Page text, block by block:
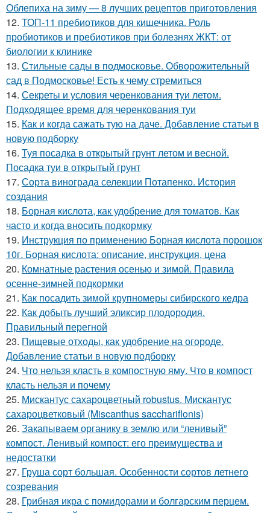
Облепиха на зиму — 8 лучших рецептов приготовления
12. ТОП-11 пребиотиков для кишечника. Роль
пробиотиков и пребиотиков при болезнях ЖКТ: от
биологии к клинике
13. Стильные сады в подмосковье. Обворожительный
сад в Подмосковье! Есть к чему стремиться
14. Секреты и условия черенкования туи летом.
Подходящее время для черенкования туи
15. Как и когда сажать тую на даче. Добавление статьи в
новую подборку
16. Туя посадка в открытый грунт летом и весной.
Посадка туи в открытый грунт
17. Сорта винограда селекции Потапенко. История
создания
18. Борная кислота, как удобрение для томатов. Как
часто и когда вносить подкормку
19. Инструкция по применению Борная кислота порошок
10г. Борная кислота: описание, инструкция, цена
20. Комнатные растения осенью и зимой. Правила
осенне-зимней подкормки
21. Как посадить зимой крупномеры сибирского кедра
22. Как добыть лучший эликсир плодородия.
Правильный перегной
23. Пищевые отходы, как удобрение на огороде.
Добавление статьи в новую подборку
24. Что нельзя класть в компостную яму. Что в компост
класть нельзя и почему
25. Мискантус сахароцветный robustus. Мискантус
сахароцветковый (Miscanthus sacchariflonis)
26. Закапываем органику в землю или “ленивый”
компост. Ленивый компост: его преимущества и
недостатки
27. Груша сорт большая. Особенности сортов летнего
созревания
28. Грибная икра с помидорами и болгарским перцем.